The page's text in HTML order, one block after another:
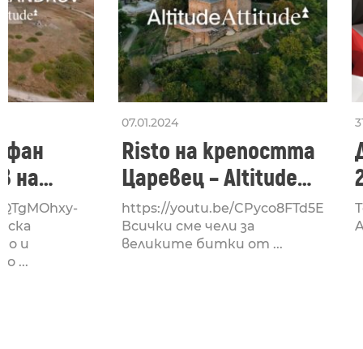
на
Altitude
и
...
07.01.2024
Risto на крепостта
Царевец – Altitude
Attitude
https://youtu.be/CPyco8FTd5E
Всички сме чели за
великите битки от ...